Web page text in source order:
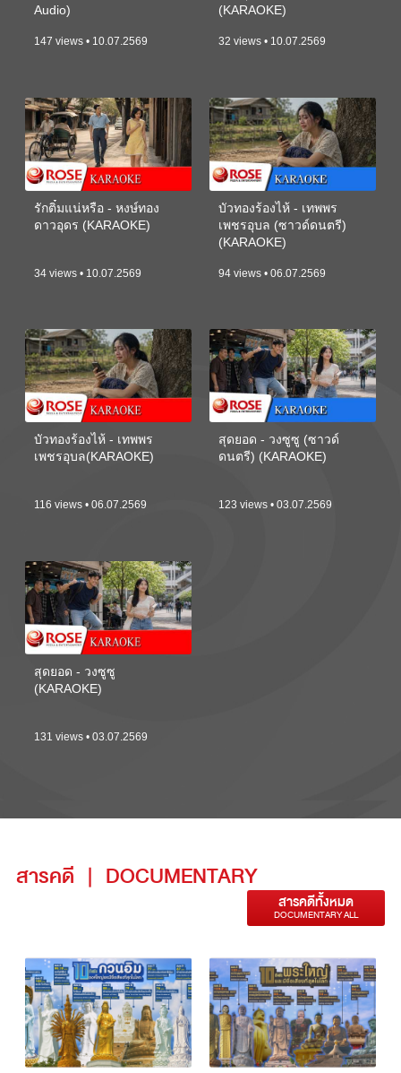
Audio)
147 views • 10.07.2569
(KARAOKE)
32 views • 10.07.2569
รักติ๋มแน่หรือ - หงษ์ทอง
ดาวอุดร (KARAOKE)
34 views • 10.07.2569
บัวทองร้องไห้ - เทพพร
เพชรอุบล (ซาวด์ดนตรี)
(KARAOKE)
94 views • 06.07.2569
บัวทองร้องไห้ - เทพพร
เพชรอุบล(KARAOKE)
116 views • 06.07.2569
สุดยอด - วงซูซู (ซาวด์
ดนตรี) (KARAOKE)
123 views • 03.07.2569
สุดยอด - วงซูซู
(KARAOKE)
131 views • 03.07.2569
สารคดี | DOCUMENTARY
สารคดีทั้งหมด
DOCUMENTARY ALL